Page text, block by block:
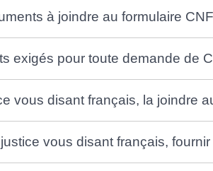
à joindre au formulaire CNF
exigés pour toute demande de
vous disant français, la joindre
vous disant français,